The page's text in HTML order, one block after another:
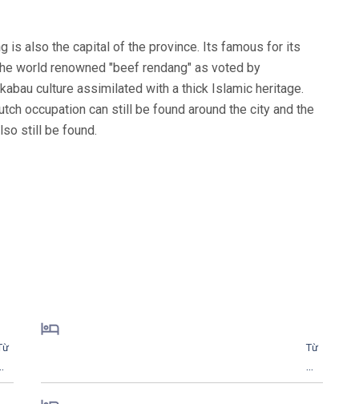
is also the capital of the province. Its famous for its
world renowned "beef rendang" as voted by
culture assimilated with a thick Islamic heritage.
occupation can still be found around the city and the
still be found.
Từ
...